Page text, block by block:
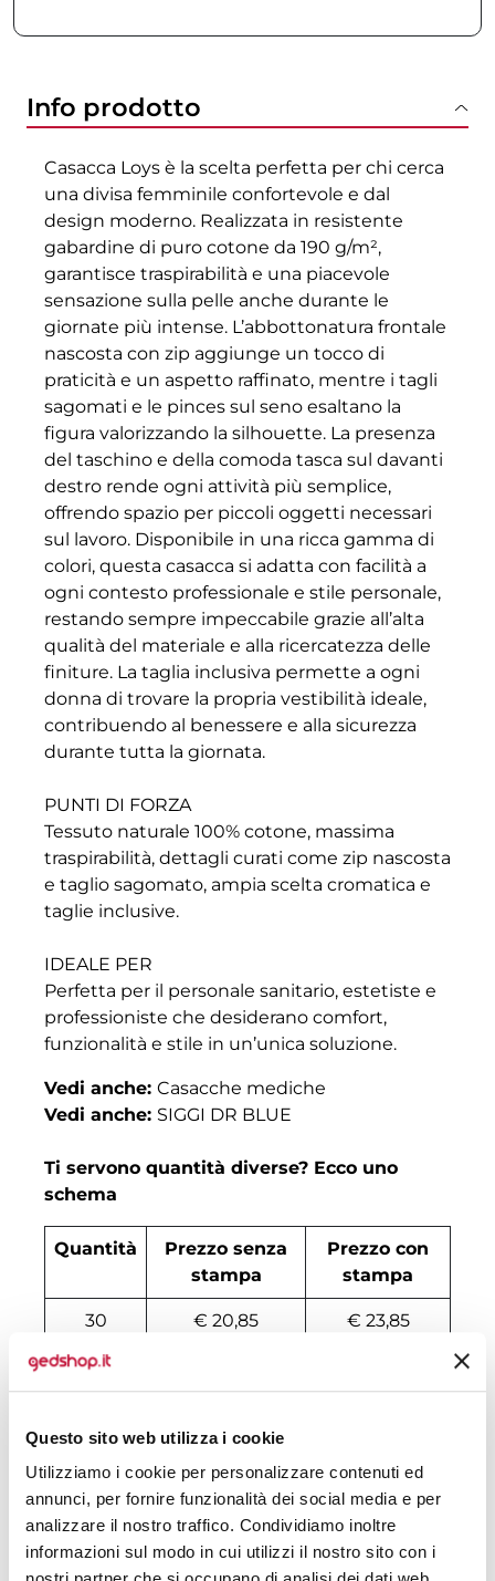
Questo sito web utilizza i cookie
Utilizziamo i cookie per personalizzare contenuti ed
annunci, per fornire funzionalità dei social media e per
analizzare il nostro traffico. Condividiamo inoltre
informazioni sul modo in cui utilizzi il nostro sito con i
Info prodotto
Casacca Loys è la scelta perfetta per chi cerca
una divisa femminile confortevole e dal
design moderno. Realizzata in resistente
gabardine di puro cotone da 190 g/m²,
garantisce traspirabilità e una piacevole
sensazione sulla pelle anche durante le
giornate più intense. L’abbottonatura frontale
nascosta con zip aggiunge un tocco di
praticità e un aspetto raffinato, mentre i tagli
sagomati e le pinces sul seno esaltano la
figura valorizzando la silhouette. La presenza
del taschino e della comoda tasca sul davanti
destro rende ogni attività più semplice,
offrendo spazio per piccoli oggetti necessari
sul lavoro. Disponibile in una ricca gamma di
colori, questa casacca si adatta con facilità a
ogni contesto professionale e stile personale,
restando sempre impeccabile grazie all’alta
qualità del materiale e alla ricercatezza delle
finiture. La taglia inclusiva permette a ogni
donna di trovare la propria vestibilità ideale,
contribuendo al benessere e alla sicurezza
durante tutta la giornata.
PUNTI DI FORZA
Tessuto naturale 100% cotone, massima
traspirabilità, dettagli curati come zip nascosta
e taglio sagomato, ampia scelta cromatica e
taglie inclusive.
IDEALE PER
Perfetta per il personale sanitario, estetiste e
professioniste che desiderano comfort,
funzionalità e stile in un’unica soluzione.
Vedi anche: Casacche mediche
Vedi anche: SIGGI DR BLUE
Ti servono quantità diverse? Ecco uno
schema
Quantità
Prezzo senza
stampa
Prezzo con
stampa
30 € 20,85 € 23,85
50
500 € 17,61 € 17,51
1000 € 16,53 € 17,84